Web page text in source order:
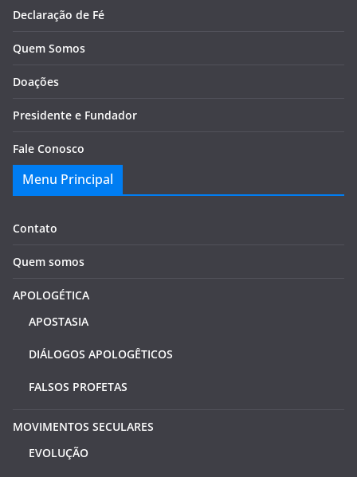
Declaração de Fé
Quem Somos
Doações
Presidente e Fundador
Fale Conosco
Menu Principal
Contato
Quem somos
APOLOGÉTICA
APOSTASIA
DIÁLOGOS APOLOGÊTICOS
FALSOS PROFETAS
MOVIMENTOS SECULARES
EVOLUÇÃO